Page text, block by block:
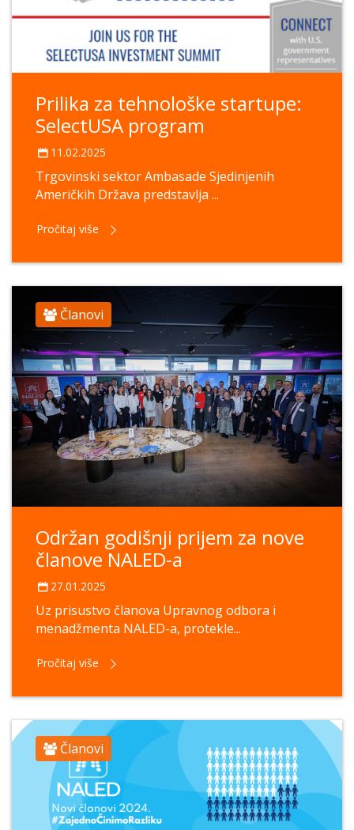
Prilika za tehnološke startupe:
SelectUSA program
11.02.2025
Trgovinski sektor Ambasade Sjedinjenih
Američkih Država predstavlja ...
Pročitaj više
Članovi
Održan godišnji prijem za nove
članove NALED-a
27.01.2025
Uz prisustvo članova Upravnog odbora i
menadžmenta NALED-a, protekle...
Pročitaj više
Članovi